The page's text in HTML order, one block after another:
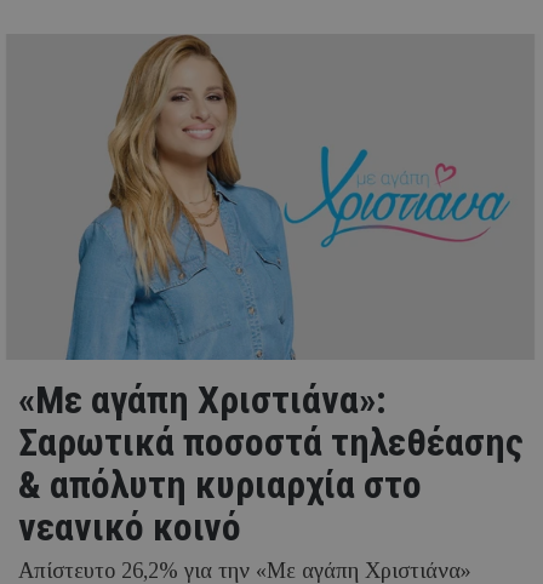
«Με αγάπη Χριστιάνα»:
Σαρωτικά ποσοστά τηλεθέασης
& απόλυτη κυριαρχία στο
νεανικό κοινό
Απίστευτο 26,2% για την «Με αγάπη Χριστιάνα»